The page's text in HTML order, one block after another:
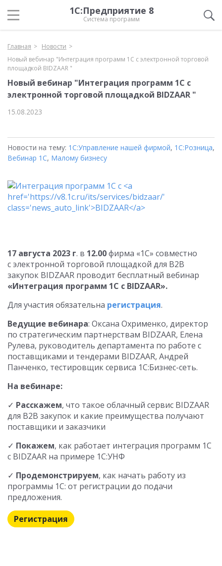
1С:Предприятие 8
Система программ
Главная
Новости
Новый вебинар "Интеграция программ 1С с электронной торговой
площадкой BIDZAAR "
Новый вебинар "Интеграция программ 1С с
электронной торговой площадкой BIDZAAR "
15.08.2023
Новости на тему: 1С:Управление нашей фирмой, 1С:Розница,
Вебинар 1С, Малому бизнесу
17 августа 2023 г. в 12.00фирма «1С» совместно
с электронной торговой площадкой для B2B
закупок BIDZAAR проводит бесплатный вебинар
«Интеграция программ 1С с BIDZAAR».
Для участия обязательна регистрация.
Ведущие вебинара: Оксана Охрименко, директор
по стратегическим партнерствам BIDZAAR, Елена
Рулева, руководитель департамента по работе с
поставщиками и тендерами BIDZAAR, Андрей
Панченко, тестировщик сервиса 1С:Бизнес-сеть.
На вебинаре:
✓ Расскажем, что такое облачный сервис BIDZAAR
для B2B закупок и какие преимущества получают
поставщики и заказчики
✓ Покажем, как работает интеграция программ 1С
с BIDZAAR на примере 1С:УНФ
✓ Продемонстрируем, как начать работу из
программы 1С: от регистрации до подачи
предложения.
Регистрация